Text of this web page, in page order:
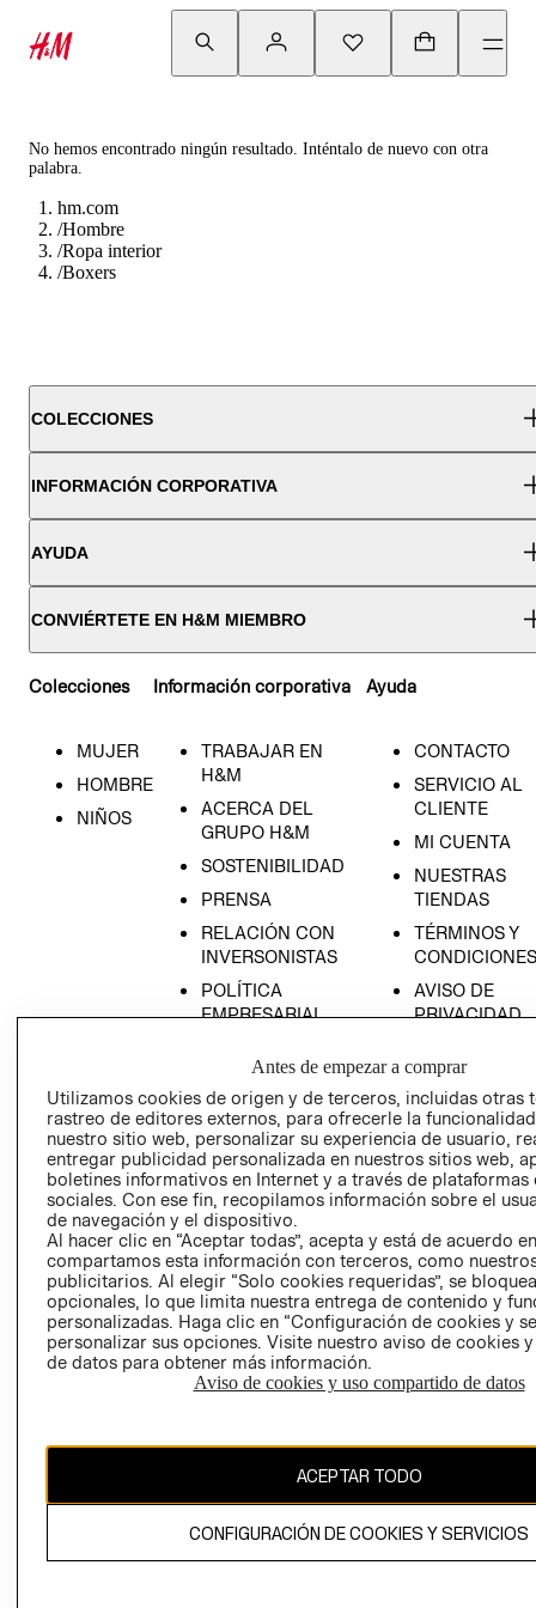
No hemos encontrado ningún resultado. Inténtalo de nuevo con otra
palabra.
hm.com
/Hombre
/Ropa interior
/Boxers
COLECCIONES
INFORMACIÓN CORPORATIVA
AYUDA
CONVIÉRTETE EN H&M MIEMBRO
Colecciones
MUJER
HOMBRE
NIÑOS
Información corporativa
TRABAJAR EN
H&M
ACERCA DEL
GRUPO H&M
SOSTENIBILIDAD
PRENSA
RELACIÓN CON
INVERSONISTAS
POLÍTICA
EMPRESARIAL
Ayuda
CONTACTO
SERVICIO AL
CLIENTE
MI CUENTA
NUESTRAS
TIENDAS
TÉRMINOS Y
CONDICIONES
AVISO DE
PRIVACIDAD
AVISO DE
COOKIES
LIBRO DE
Ecuador ($)
CAMBIAR REGIÓN
El contenido de esta página web está protegido por copyright y es
propiedad de H&M Hennes & Mauritz AB.
Antes de empezar a comprar
Utilizamos cookies de origen y de terceros, incluidas otras
rastreo de editores externos, para ofrecerle la
nuestro sitio web, personalizar su experiencia de usuario,
entregar publicidad personalizada en nuestros sitios web,
boletines informativos en Internet y a través de plataformas
sociales. Con ese fin, recopilamos información sobre el
de navegación y el dispositivo.
Al hacer clic en “Aceptar todas”, acepta y está de acuerdo
compartamos esta información con terceros, como
publicitarios. Al elegir “Solo cookies requeridas”, se
opcionales, lo que limita nuestra entrega de contenido y
personalizadas. Haga clic en “Configuración de cookies y
personalizar sus opciones. Visite nuestro aviso de cookies
de datos para obtener más información.
Aviso de cookies y uso compartido de datos
ACEPTAR TODO
CONFIGURACIÓN DE COOKIES Y SERVICIOS